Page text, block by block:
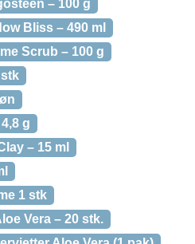
– 100 g
Bliss – 490 ml
Scrub – 100 g
g
– 15 ml
1 stk
Vera – 20 stk.